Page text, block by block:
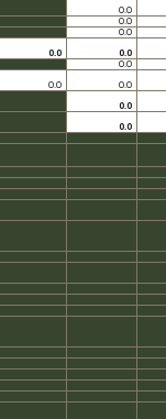
0.0
0.0
0.0
0.0 0.0
0.0
0.0 0.0
0.0
0.0